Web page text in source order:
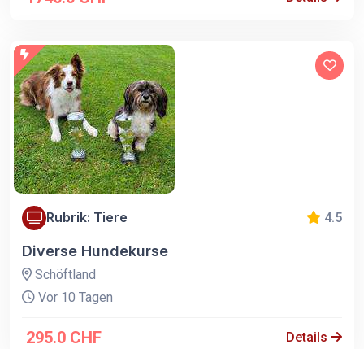
Rubrik: Tiere 4.5
Diverse Hundekurse
Schöftland
Vor 10 Tagen
295.0 CHF Details